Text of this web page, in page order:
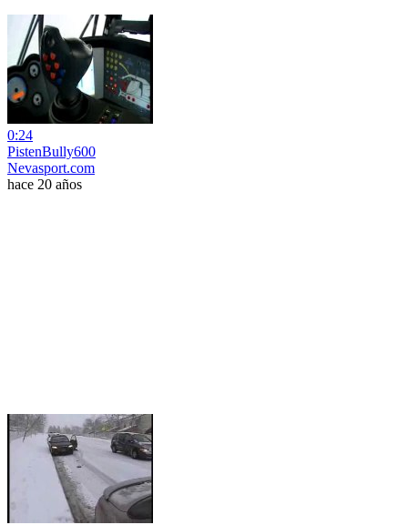
0:24
PistenBully600
Nevasport.com
hace 20 años